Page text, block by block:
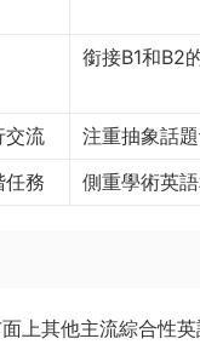
銜接B1和B2
交流
注重抽象話
任務 側重學術英
上其他主流綜合性英